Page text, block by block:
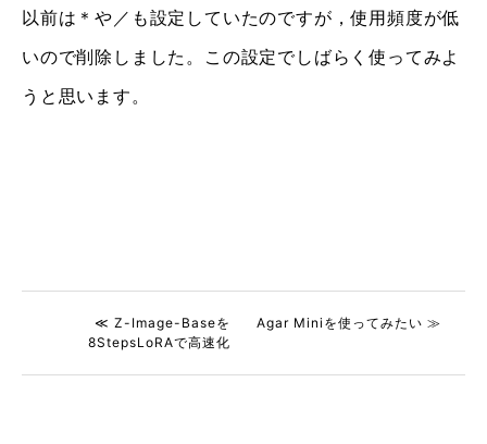
以前は＊や／も設定していたのですが，使用頻度が低
いので削除しました。この設定でしばらく使ってみよ
うと思います。
≪ Z-Image-Baseを
8StepsLoRAで高速化
Agar Miniを使ってみたい ≫